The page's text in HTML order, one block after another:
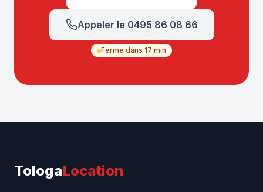
Appeler le 0495 86 08 66
Ferme dans 17 min
TologaLocation